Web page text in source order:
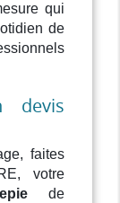
qui
de
devis
faites
votre
de